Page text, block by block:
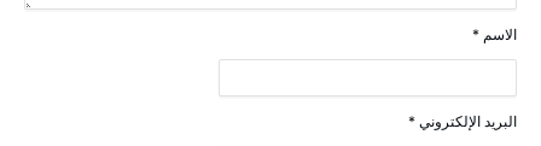
الاسم *
البريد الإلكتروني *